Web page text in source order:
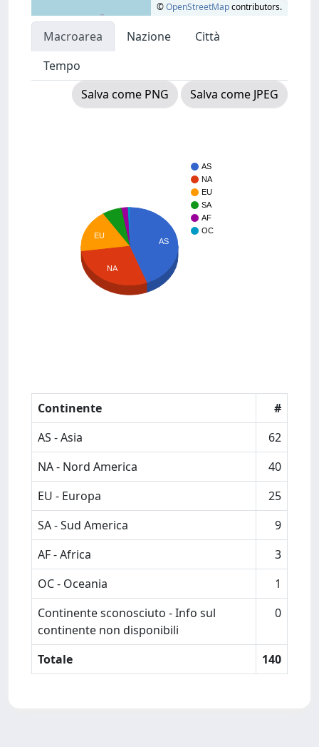
©OpenStreetMapcontributors.
Macroarea Nazione
Città
Tempo
Salva come PNG
Salva come JPEG
AS
NA
EU
SA
AF
OC
AS
EU
NA
Continente
#
AS - Asia
62
NA - Nord America
40
EU - Europa
25
SA - Sud America
9
AF - Africa
3
OC - Oceania
1
Continente sconosciuto - Info sul
continente non disponibili
0
Totale 140